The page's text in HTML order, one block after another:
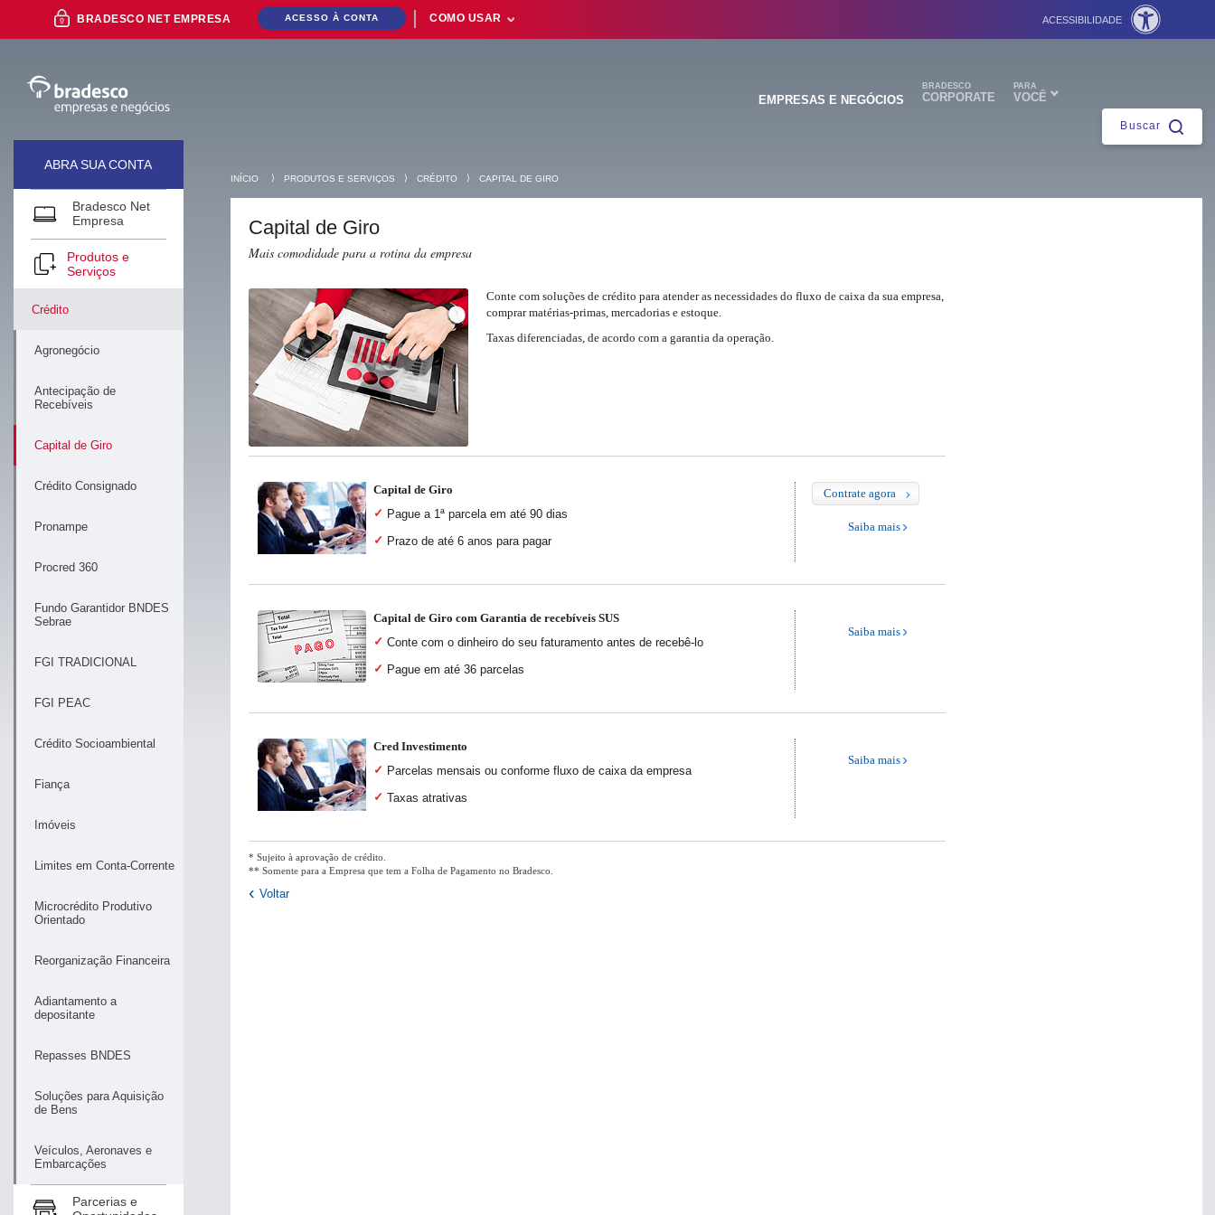
EMPRESAS E NEGÓCIOS
BRADESCO
CORPORATE
PARA
VOCÊ
Buscar
ABRA SUA CONTA
Bradesco Net
Empresa
Produtos e
Serviços
Crédito
Agronegócio
Antecipação de
Recebíveis
Capital de Giro
Crédito Consignado
Pronampe
Procred 360
Fundo Garantidor BNDES
Sebrae
FGI TRADICIONAL
FGI PEAC
Crédito Socioambiental
Fiança
Imóveis
Limites em Conta-Corrente
Microcrédito Produtivo
Orientado
Reorganização Financeira
Adiantamento a
depositante
Repasses BNDES
Soluções para Aquisição
de Bens
Veículos, Aeronaves e
Embarcações
Pagamentos
Parcerias e
INÍCIO ⟩ PRODUTOS E SERVIÇOS ⟩ CRÉDITO ⟩ CAPITAL DE GIRO
Mais buscados Capital de Giro
Mais comodidade para a rotina da empresa
Conte com soluções de crédito para atender as necessidades do fluxo de caixa da sua empresa,
comprar matérias-primas, mercadorias e estoque.
Taxas diferenciadas, de acordo com a garantia da operação.
Capital de Giro
Pague a 1ª parcela em até 90 dias
Prazo de até 6 anos para pagar
Contrate agora
Saiba mais
Capital de Giro com Garantia de recebíveis SUS
Conte com o dinheiro do seu faturamento antes de recebê-lo
Pague em até 36 parcelas
Saiba mais
Cred Investimento
Parcelas mensais ou conforme fluxo de caixa da empresa
Taxas atrativas
Saiba mais
* Sujeito à aprovação de crédito.
** Somente para a Empresa que tem a Folha de Pagamento no Bradesco.
Voltar
BRADESCO NET EMPRESA
Ir
para
o
para
o
Ir
a
Pesquisa
para
Rodapé
ACESSO À CONTA COMO USAR ACESSIBILIDADE